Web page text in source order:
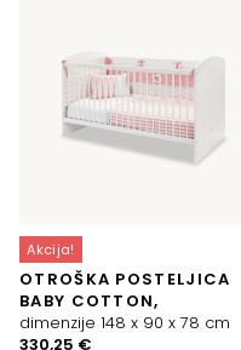
Akcija!
OTROŠKA POSTELJICA
BABY COTTON,
dimenzije 148 x 90 x 78 cm
Izvirna
330,25 €
Trenutna